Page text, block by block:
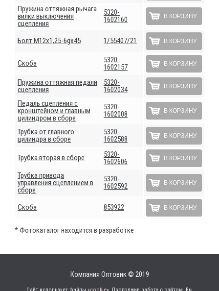
Пружина оттяжная рычага
вилки выключения
сцепления
5320-
1602160
В КОРЗИНУ
Болт М12х1,25-6gх45 1/55407/21 В КОРЗИНУ
Скоба
5320-
1602157
В КОРЗИНУ
Пружина оттяжная педали
сцепления
5320-
1602034
В КОРЗИНУ
Педаль сцепления с
кронштейном и главным
цилиндром в сборе
5320-
1602008
В КОРЗИНУ
Трубка от главного
цилиндра в сборе
5320-
1602588
В КОРЗИНУ
Трубка вторая в сборе
5320-
1602606
В КОРЗИНУ
Трубка привода
управления сцеплением в
сборе
5320-
1602592
В КОРЗИНУ
Скоба 853922 В КОРЗИНУ
* Фотокаталог находится в разработке
Компания Оптовик © 2019
Сайт использует файлы «cookie». Продолжив работу с сайтом, Вы